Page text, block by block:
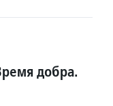
добра.